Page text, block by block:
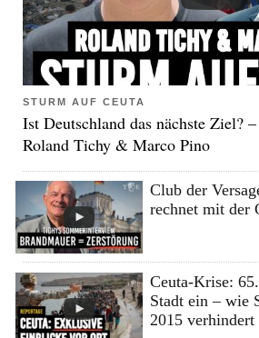
STURM AUF CEUTA
Ist Deutschland das nächste Ziel?
Roland Tichy & Marco Pino
Club der
rechnet mit der
Ceuta-Krise:
Stadt ein – wie
2015 verhindert